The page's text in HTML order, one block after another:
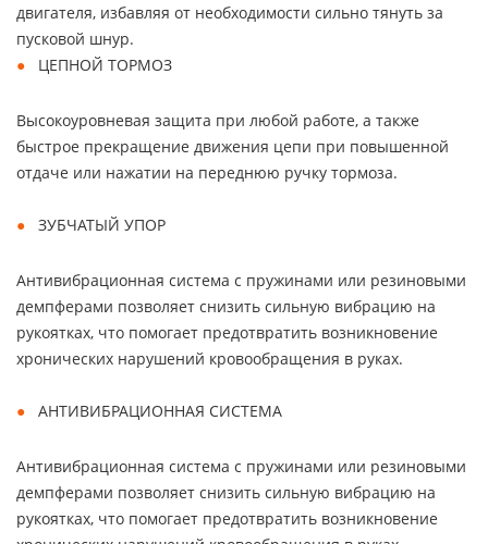
двигателя, избавляя от необходимости сильно тянуть за
пусковой шнур.
ЦЕПНОЙ ТОРМОЗ
Высокоуровневая защита при любой работе, а также
быстрое прекращение движения цепи при повышенной
отдаче или нажатии на переднюю ручку тормоза.
ЗУБЧАТЫЙ УПОР
Антивибрационная система с пружинами или резиновыми
демпферами позволяет снизить сильную вибрацию на
рукоятках, что помогает предотвратить возникновение
хронических нарушений кровообращения в руках.
АНТИВИБРАЦИОННАЯ СИСТЕМА
Антивибрационная система с пружинами или резиновыми
демпферами позволяет снизить сильную вибрацию на
рукоятках, что помогает предотвратить возникновение